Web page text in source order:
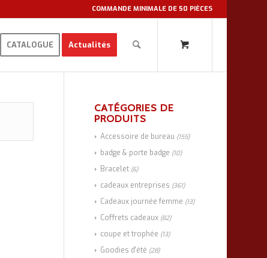
COMMANDE MINIMALE DE 50 PIÈCES
CATALOGUE Actualités
CATÉGORIES DE
PRODUITS
Accessoire de bureau (155)
badge & porte badge (10)
Bracelet (6)
cadeaux entreprises (361)
Cadeaux journée femme (13)
Coffrets cadeaux (82)
coupe et trophée (13)
Goodies d'été (28)